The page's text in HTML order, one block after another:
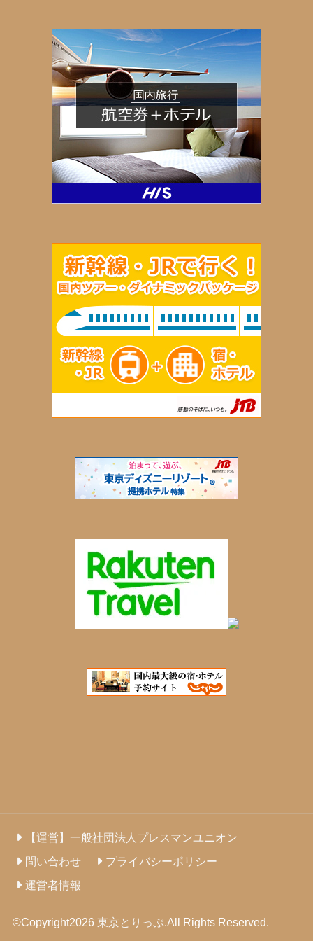
【運営】一般社団法人プレスマンユニオン
問い合わせ
プライバシーポリシー
運営者情報
©Copyright2026 東京とりっぷ.All Rights Reserved.